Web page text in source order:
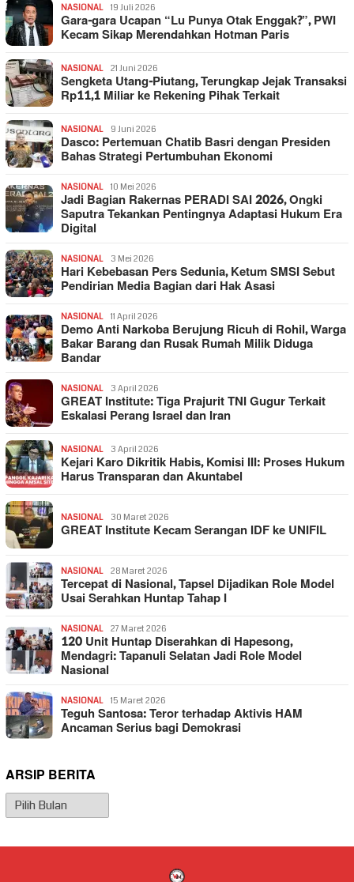
NASIONAL 19 Juli 2026
Gara-gara Ucapan “Lu Punya Otak Enggak?”, PWI
Kecam Sikap Merendahkan Hotman Paris
NASIONAL 21 Juni 2026
Sengketa Utang-Piutang, Terungkap Jejak Transaksi
Rp11,1 Miliar ke Rekening Pihak Terkait
NASIONAL 9 Juni 2026
Dasco: Pertemuan Chatib Basri dengan Presiden
Bahas Strategi Pertumbuhan Ekonomi
NASIONAL 10 Mei 2026
Jadi Bagian Rakernas PERADI SAI 2026, Ongki
Saputra Tekankan Pentingnya Adaptasi Hukum Era
Digital
NASIONAL 3 Mei 2026
Hari Kebebasan Pers Sedunia, Ketum SMSI Sebut
Pendirian Media Bagian dari Hak Asasi
NASIONAL 11 April 2026
Demo Anti Narkoba Berujung Ricuh di Rohil, Warga
Bakar Barang dan Rusak Rumah Milik Diduga
Bandar
NASIONAL 3 April 2026
GREAT Institute: Tiga Prajurit TNI Gugur Terkait
Eskalasi Perang Israel dan Iran
NASIONAL 3 April 2026
Kejari Karo Dikritik Habis, Komisi III: Proses Hukum
Harus Transparan dan Akuntabel
NASIONAL 30 Maret 2026
GREAT Institute Kecam Serangan IDF ke UNIFIL
NASIONAL 28 Maret 2026
Tercepat di Nasional, Tapsel Dijadikan Role Model
Usai Serahkan Huntap Tahap I
NASIONAL 27 Maret 2026
120 Unit Huntap Diserahkan di Hapesong,
Mendagri: Tapanuli Selatan Jadi Role Model
Nasional
NASIONAL 15 Maret 2026
Teguh Santosa: Teror terhadap Aktivis HAM
Ancaman Serius bagi Demokrasi
ARSIP BERITA
Arsip
Berita